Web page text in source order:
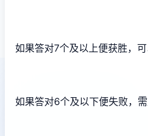
如果答对7个及以上便获胜，
如果答对6个及以下便失败，